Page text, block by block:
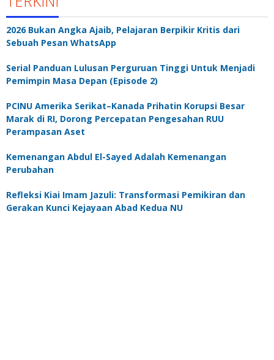
2026 Bukan Angka Ajaib, Pelajaran Berpikir Kritis dari
Sebuah Pesan WhatsApp
Serial Panduan Lulusan Perguruan Tinggi Untuk Menjadi
Pemimpin Masa Depan (Episode 2)
PCINU Amerika Serikat–Kanada Prihatin Korupsi Besar
Marak di RI, Dorong Percepatan Pengesahan RUU
Perampasan Aset
Kemenangan Abdul El-Sayed Adalah Kemenangan
Perubahan
Refleksi Kiai Imam Jazuli: Transformasi Pemikiran dan
Gerakan Kunci Kejayaan Abad Kedua NU